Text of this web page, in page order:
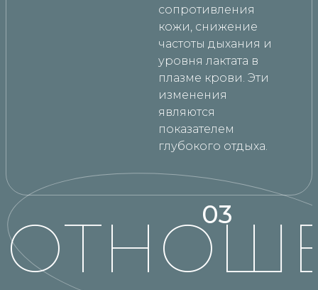
сопротивления
кожи, снижение
частоты дыхания и
уровня лактата в
плазме крови. Эти
изменения
являются
показателем
глубокого отдыха.
03